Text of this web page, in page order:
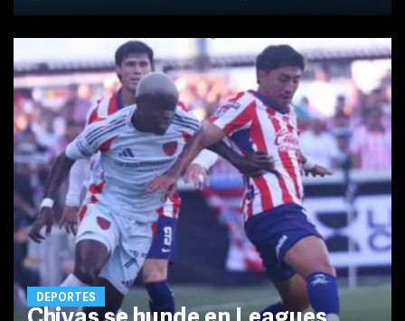
DEPORTES